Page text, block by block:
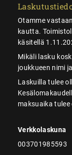
Otamme
kautta.
käsitellä
Mikäli lasku
joukkueen nimi
Laskuilla tulee
maksuaika
Verkkolaskuna
003701985593